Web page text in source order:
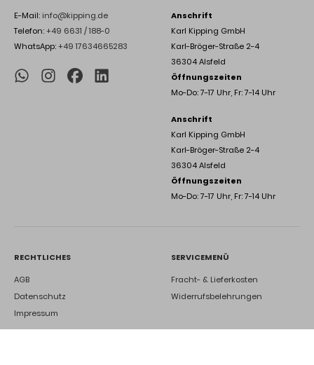
E-Mail:info@kipping.de
Telefon:+49 6631 / 188-0
WhatsApp:+49 17634665283
Anschrift
Karl Kipping GmbH
Karl-Bröger-Straße 2-4
36304 Alsfeld
Öffnungszeiten
Mo-Do: 7-17 Uhr, Fr: 7-14 Uhr
Anschrift
Karl Kipping GmbH
Karl-Bröger-Straße 2-4
36304 Alsfeld
Öffnungszeiten
Mo-Do: 7-17 Uhr, Fr: 7-14 Uhr
RECHTLICHES
AGB
Datenschutz
Impressum
SERVICEMENÜ
Fracht- & Lieferkosten
Widerrufsbelehrungen